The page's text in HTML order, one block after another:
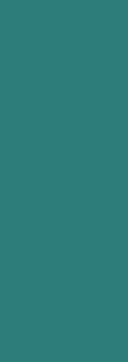
Exemplos
Veja exemplos
contato de forma
João Silva Rua
linkedin.com/in/
João Silva São
github.com/